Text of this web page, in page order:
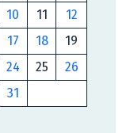
10 11
12
17 18
19
24 25
26
31